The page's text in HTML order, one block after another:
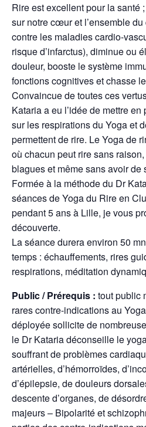
Rire est excellent pour la santé
sur notre cœur et l’ensemble
contre les maladies cardio-
risque d’infarctus), diminue ou
douleur, booste le système
fonctions cognitives et chasse
Convaincue de toutes ces
Kataria a eu l’idée de mettre
sur les respirations du Yoga et
permettent de rire. Le Yoga de
où chacun peut rire sans
blagues et même sans avoir de
Formée à la méthode du Dr
séances de Yoga du Rire en
pendant 5 ans à Lille, je vous
découverte.
La séance durera environ 50
temps : échauffements, rires
respirations, méditation
Public / Prérequis : tout public
rares contre-indications au
déployée sollicite de
le Dr Kataria déconseille le
souffrant de problèmes
artérielles, d’hémorroïdes,
d’épilepsie, de douleurs
descente d’organes, de
majeurs – Bipolarité et